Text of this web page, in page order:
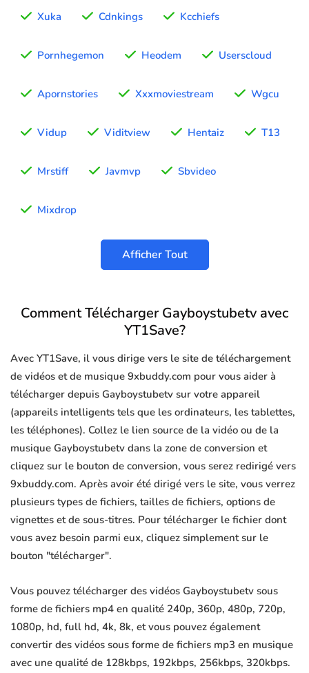
Xuka Cdnkings Kcchiefs
Pornhegemon Heodem Userscloud
Apornstories Xxxmoviestream Wgcu
Vidup Viditview Hentaiz T13
Mrstiff Javmvp Sbvideo
Mixdrop
Afficher Tout
Comment Télécharger Gayboystubetv avec
YT1Save?
Avec YT1Save, il vous dirige vers le site de téléchargement
de vidéos et de musique 9xbuddy.com pour vous aider à
télécharger depuis Gayboystubetv sur votre appareil
(appareils intelligents tels que les ordinateurs, les tablettes,
les téléphones). Collez le lien source de la vidéo ou de la
musique Gayboystubetv dans la zone de conversion et
cliquez sur le bouton de conversion, vous serez redirigé vers
9xbuddy.com. Après avoir été dirigé vers le site, vous verrez
plusieurs types de fichiers, tailles de fichiers, options de
vignettes et de sous-titres. Pour télécharger le fichier dont
vous avez besoin parmi eux, cliquez simplement sur le
bouton "télécharger".
Vous pouvez télécharger des vidéos Gayboystubetv sous
forme de fichiers mp4 en qualité 240p, 360p, 480p, 720p,
1080p, hd, full hd, 4k, 8k, et vous pouvez également
convertir des vidéos sous forme de fichiers mp3 en musique
avec une qualité de 128kbps, 192kbps, 256kbps, 320kbps.